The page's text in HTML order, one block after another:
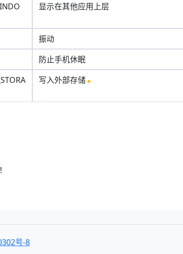
显示在其他应用上层
振动
防止手机休眠
写入外部存储
号-8